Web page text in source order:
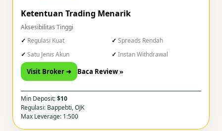
Ketentuan Trading Menarik
Aksesibilitas Tinggi
Regulasi Kuat
Spreads Rendah
Satu Jenis Akun
Instan Withdrawal
Visit Broker ➜ Baca Review »
Min Deposit:$10
Regulasi: Bappebti, OJK
Max Leverage: 1:500